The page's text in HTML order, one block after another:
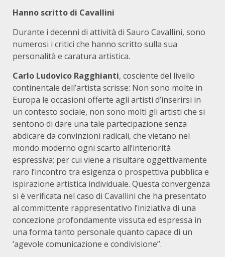
Hanno scritto di Cavallini
Durante i decenni di attività di Sauro Cavallini, sono
numerosi i critici che hanno scritto sulla sua
personalità e caratura artistica.
Carlo Ludovico Ragghianti, cosciente del livello
continentale dell’artista scrisse: Non sono molte in
Europa le occasioni offerte agli artisti d’inserirsi in
un contesto sociale, non sono molti gli artisti che si
sentono di dare una tale partecipazione senza
abdicare da convinzioni radicali, che vietano nel
mondo moderno ogni scarto all’interiorità
espressiva; per cui viene a risultare oggettivamente
raro l’incontro tra esigenza o prospettiva pubblica e
ispirazione artistica individuale. Questa convergenza
si è verificata nel caso di Cavallini che ha presentato
al committente rappresentativo l’iniziativa di una
concezione profondamente vissuta ed espressa in
una forma tanto personale quanto capace di un
‘agevole comunicazione e condivisione”.